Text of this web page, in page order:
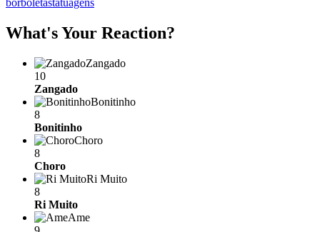
borboletastatuagens
What's Your Reaction?
Zangado
10
Zangado
Bonitinho
8
Bonitinho
Choro
8
Choro
Ri Muito
8
Ri Muito
Ame